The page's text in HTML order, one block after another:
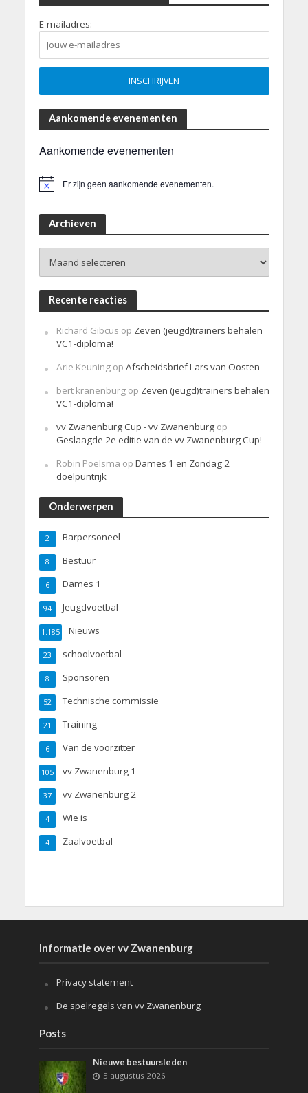
E-mailadres:
Aankomende evenementen
Aankomende evenementen
Er zijn geen aankomende evenementen.
Archieven
Recente reacties
Richard Gibcus op Zeven (jeugd)trainers behalen
VC1-diploma!
Arie Keuningop Afscheidsbrief Lars van Oosten
bert kranenburgop Zeven (jeugd)trainers behalen
VC1-diploma!
vv Zwanenburg Cup - vv Zwanenburgop
Geslaagde 2e editie van de vv Zwanenburg Cup!
Robin Poelsma op Dames 1 en Zondag 2
doelpuntrijk
Onderwerpen
Barpersoneel
2
Bestuur
8
Dames 1
6
Jeugdvoetbal
94
Nieuws
1.185
schoolvoetbal
23
Sponsoren
8
Technische commissie
52
Training
21
Van de voorzitter
6
vv Zwanenburg 1
105
vv Zwanenburg 2
37
Wie is
4
Zaalvoetbal
4
Informatie over vv Zwanenburg
Privacy statement
De spelregels van vv Zwanenburg
Posts
Nieuwe bestuursleden
5 augustus 2026